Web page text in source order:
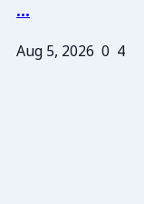
...
Aug 5, 2026 0 4